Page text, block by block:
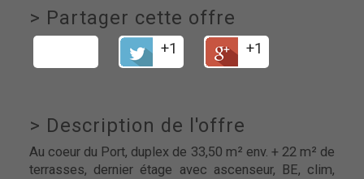
> Partager cette offre
+1 +1
> Description de l'offre
Au coeur du Port, duplex de 33,50 m² env. + 22 m² de
terrasses, dernier étage avec ascenseur, BE, clim,